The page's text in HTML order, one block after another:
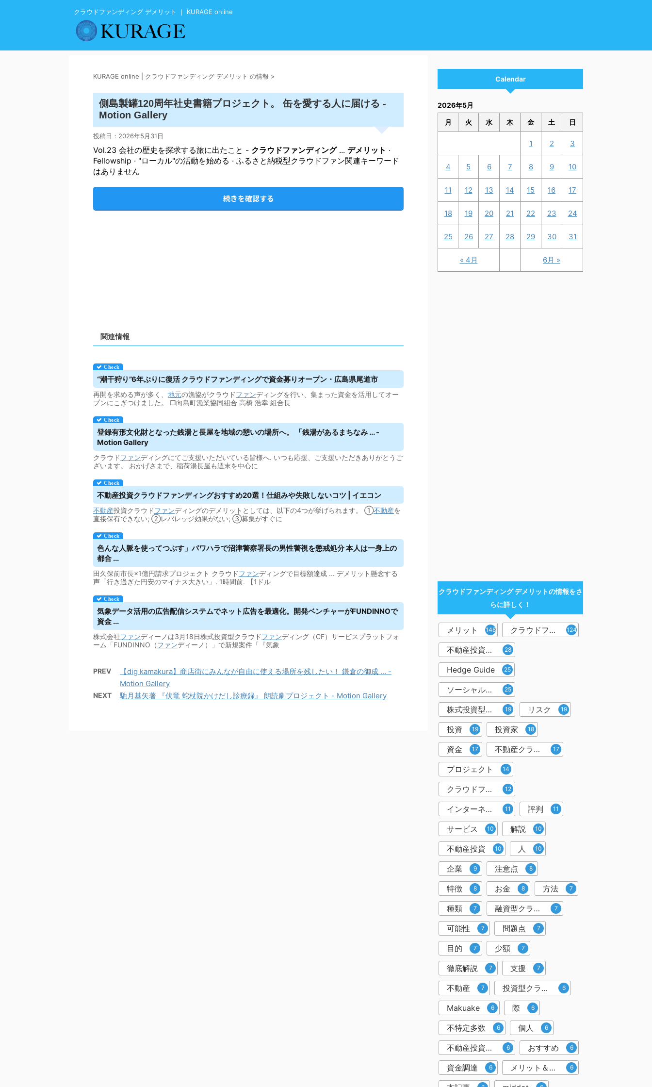
クラウドファンディング デメリット ｜ KURAGE online
KURAGE online | クラウドファンディング デメリット の情報 >
側島製罐120周年社史書籍プロジェクト。 缶を愛する人に届ける -
Motion Gallery
投稿日： 2026年5月31日
Vol.23 会社の歴史を探求する旅に出たこと - クラウドファンディング... デメリット ·
Fellowship · "ローカル"の活動を始める · ふるさと納税型クラウドファン関連キーワード
はありません
続きを確認する
関連情報
“潮干狩り”6年ぶりに復活クラウドファンディングで資金募りオープン・広島県尾道市
再開を求める声が多く、 地元の漁協がクラウドファンディングを行い、集まった資金を活用してオー
プンにこぎつけました。 □向島町漁業協同組合 高橋 浩幸 組合長
登録有形文化財となった銭湯と長屋を地域の憩いの場所へ。 「銭湯があるまちなみ ... -
Motion Gallery
クラウドファンディングにてご支援いただいている皆様へ. いつも応援、ご支援いただきありがとうご
ざいます。 おかげさまで、稲荷湯長屋も週末を中心に
不動産投資クラウドファンディングおすすめ20選！仕組みや失敗しないコツ | イエコン
不動産投資クラウドファンディングのデメリットとしては、以下の4つが挙げられます。 ①不動産を
直接保有できない; ②レバレッジ効果がない; ③募集がすぐに
色んな人脈を使ってつぶす」パワハラで沼津警察署長の男性警視を懲戒処分 本人は一身上の
都合 ...
田久保前市長×1億円請求プロジェクト クラウドファンディングで目標額達成 ... デメリット懸念する
声「行き過ぎた円安のマイナス大きい」. 1時間前. 【1ドル
気象データ活用の広告配信システムでネット広告を最適化。開発ベンチャーがFUNDINNOで
資金 ...
株式会社ファンディーノは3月18日株式投資型クラウドファンディング（CF）サービスプラットフォ
ーム「FUNDINNO（ファンディーノ）」で新規案件「『気象
PREV
【dig kamakura】商店街にみんなが自由に使える場所を残したい！ 鎌倉の御成 ... -
Motion Gallery
NEXT 馳月基矢著 『伏竜 蛇杖院かけだし診療録』 朗読劇プロジェクト - Motion Gallery
Calendar
2026年5月
月 火 水 木 金 土 日
« 4月 6月 »
1 2 3
4 5 6 7 8 9 10
11 12 13 14 15 16 17
18 19 20 21 22 23 24
25 26 27 28 29 30 31
クラウドファンディング デメリットの情報をさ
らに詳しく！
メリット 148 クラウドファンディング 124
不動産投資型クラウドファンディング 28
Hedge Guide 25
ソーシャルレンディング 25
株式投資型クラウドファンディング 19 リスク 19
投資 19 投資家 18
資金 17 不動産クラウドファンディング 17
プロジェクト 14
クラウドファンディング投資 12
インターネット 11 評判 11
サービス 10 解説 10
不動産投資 10 人 10
企業 9 注意点 8
特徴 8 お金 8 方法 7
種類 7 融資型クラウドファンディング 7
可能性 7 問題点 7
目的 7 少額 7
徹底解説 7 支援 7
不動産 7 投資型クラウドファンディング 6
Makuake 6 際 6
不特定多数 6 個人 6
不動産投資クラウドファンディング 6 おすすめ 6
資金調達 6 メリット＆デメリット 6